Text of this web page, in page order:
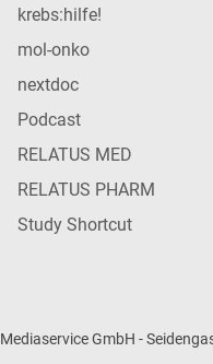
krebs:hilfe!
mol-onko
nextdoc
Podcast
RELATUS MED
RELATUS PHARM
Study Shortcut
GmbH -